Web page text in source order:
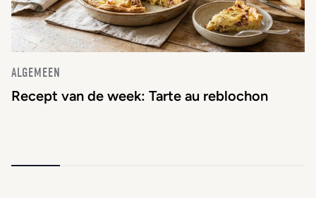
ALGEMEEN
Recept van de week: Tarte au reblochon